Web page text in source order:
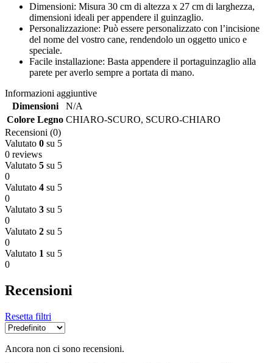
Dimensioni: Misura 30 cm di altezza x 27 cm di larghezza,
dimensioni ideali per appendere il guinzaglio.
Personalizzazione: Può essere personalizzato con l’incisione
del nome del vostro cane, rendendolo un oggetto unico e
speciale.
Facile installazione: Basta appendere il portaguinzaglio alla
parete per averlo sempre a portata di mano.
Informazioni aggiuntive
Dimensioni
N/A
Colore Legno CHIARO-SCURO, SCURO-CHIARO
Recensioni (0)
Valutato 0 su 5
0 reviews
Valutato 5 su 5
0
Valutato 4 su 5
0
Valutato 3 su 5
0
Valutato 2 su 5
0
Valutato 1 su 5
0
Recensioni
Resetta filtri
Ancora non ci sono recensioni.